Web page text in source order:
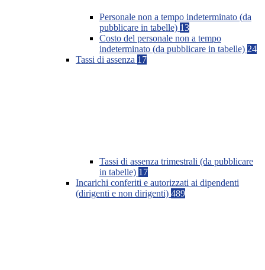
Personale non a tempo indeterminato (da
pubblicare in tabelle) 13
Costo del personale non a tempo
indeterminato (da pubblicare in tabelle) 24
Tassi di assenza 17
Tassi di assenza trimestrali (da pubblicare
in tabelle) 17
Incarichi conferiti e autorizzati ai dipendenti
(dirigenti e non dirigenti) 489